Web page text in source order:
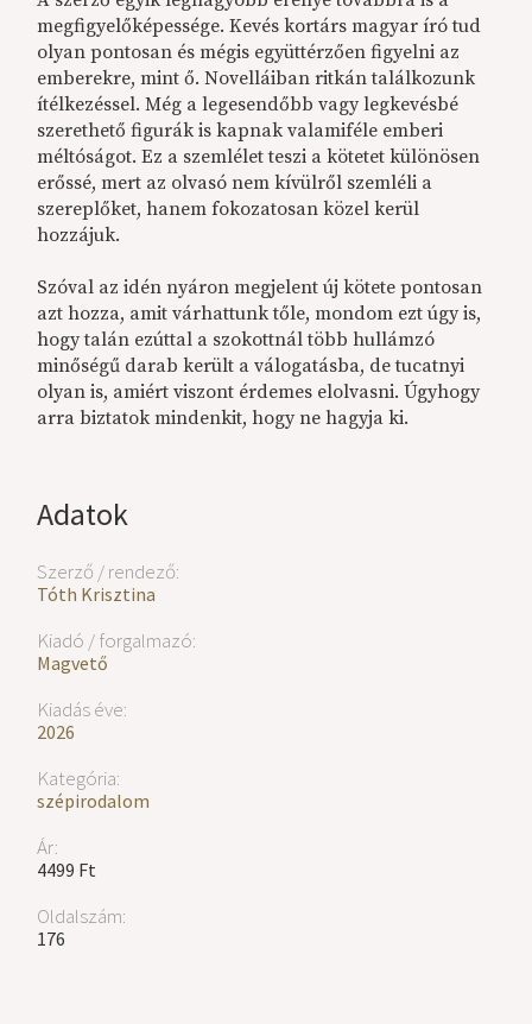
Adatok
Szerző / rendező:
Tóth Krisztina
Kiadó / forgalmazó:
Magvető
Kiadás éve:
2026
Kategória:
szépirodalom
Ár:
4499 Ft
Oldalszám:
176
megfigyelőképessége. Kevés kortárs magyar író tud
olyan pontosan és mégis együttérzően figyelni az
emberekre, mint ő. Novelláiban ritkán találkozunk
ítélkezéssel. Még a legesendőbb vagy legkevésbé
szerethető figurák is kapnak valamiféle emberi
méltóságot. Ez a szemlélet teszi a kötetet különösen
erőssé, mert az olvasó nem kívülről szemléli a
szereplőket, hanem fokozatosan közel kerül
hozzájuk.
Szóval az idén nyáron megjelent új kötete pontosan
azt hozza, amit várhattunk tőle, mondom ezt úgy is,
hogy talán ezúttal a szokottnál több hullámzó
minőségű darab került a válogatásba, de tucatnyi
olyan is, amiért viszont érdemes elolvasni. Úgyhogy
arra biztatok mindenkit, hogy ne hagyja ki.